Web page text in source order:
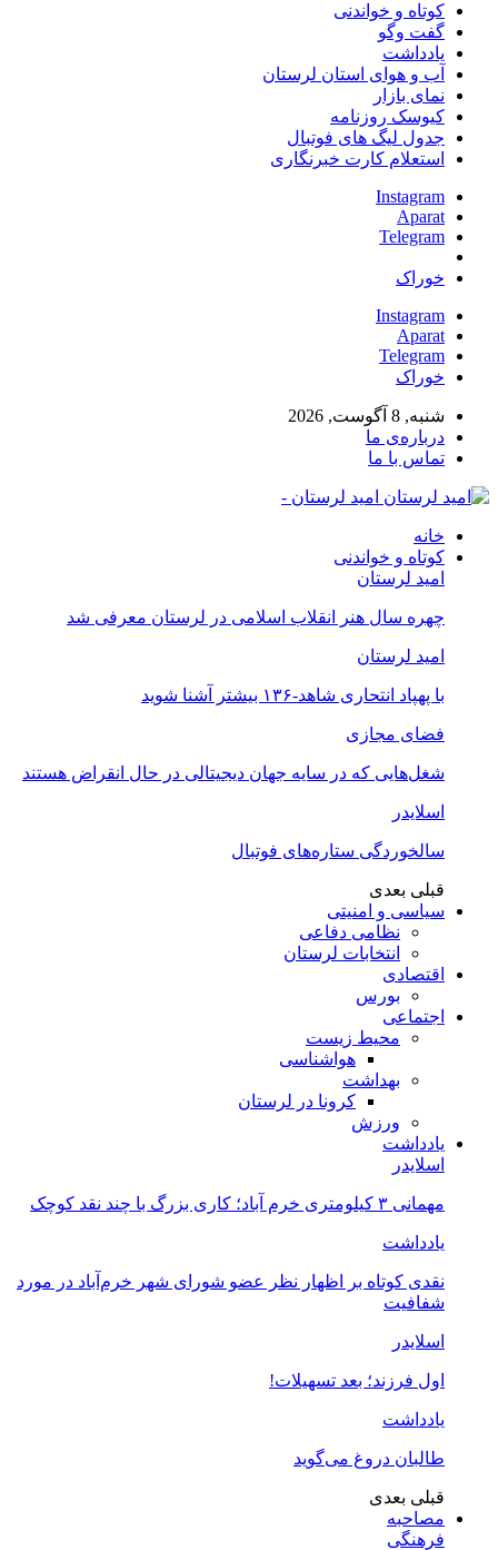
کوتاه و خواندنی
گفت وگو
یادداشت
آب و هوای استان لرستان
نمای بازار
کیوسک روزنامه
جدول لیگ های فوتبال
استعلام کارت خبرنگاری
Instagram
Aparat
Telegram
خوراک
Instagram
Aparat
Telegram
خوراک
شنبه, 8 آگوست, 2026
درباره‌ی ما
تماس با ما
امید لرستان -
خانه
کوتاه و خواندنی
امید لرستان
چهره سال هنر انقلاب اسلامی در لرستان معرفی شد
امید لرستان
با پهپاد انتحاری شاهد-۱۳۶ بیشتر آشنا شوید
فضای مجازی
شغل‌‌هایی که در سایه جهان دیجیتالی در حال انقراض هستند
اسلایدر
سالخوردگی ستاره‌های فوتبال
قبلی بعدی
سیاسی و امنیتی
نظامی دفاعی
انتخابات لرستان
اقتصادی
بورس
اجتماعی
محیط زیست
هواشناسی
بهداشت
کرونا در لرستان
ورزش
یادداشت
اسلایدر
مهمانی ۳ کیلومتری خرم آباد؛ کاری بزرگ با چند نقد کوچک
یادداشت
نقدی کوتاه بر اظهار نظر عضو شورای شهر خرم‌آباد در مورد
شفافیت
اسلایدر
اول فرزند؛ بعد تسهیلات!
یادداشت
طالبان دروغ می‌گوید
قبلی بعدی
مصاحبه
فرهنگی